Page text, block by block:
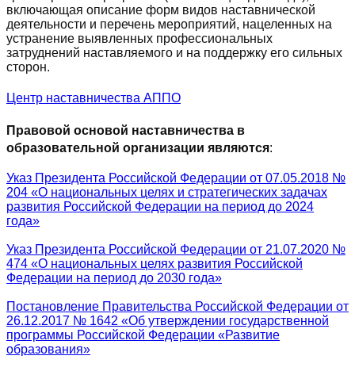
включающая описание форм видов наставнической
деятельности и перечень мероприятий, нацеленных на
устранение выявленных профессиональных
затруднений наставляемого и на поддержку его сильных
сторон.
Центр наставничества АППО
Правовой основой наставничества в
образовательной организации являются:
Указ Президента Российской Федерации от 07.05.2018 №
204 «О национальных целях и стратегических задачах
развития Российской Федерации на период до 2024
года»
Указ Президента Российской Федерации от 21.07.2020 №
474 «О национальных целях развития Российской
Федерации на период до 2030 года»
Постановление Правительства Российской Федерации от
26.12.2017 № 1642 «Об утверждении государственной
программы Российской Федерации «Развитие
образования»